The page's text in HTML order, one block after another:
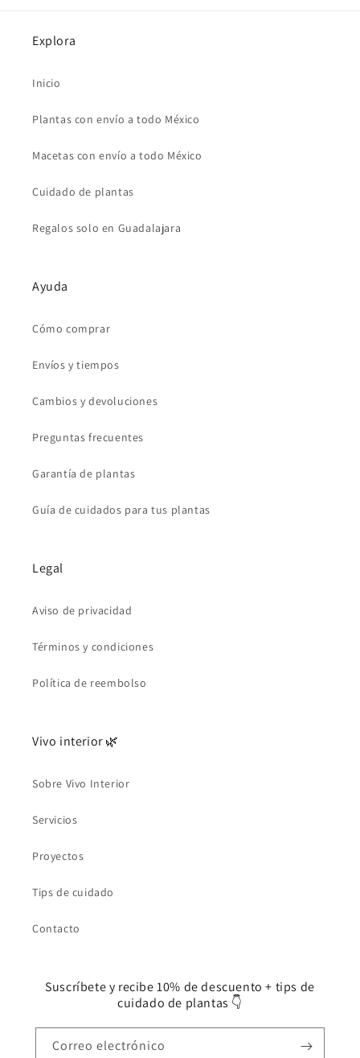
Explora
Inicio
Plantas con envío a todo México
Macetas con envío a todo México
Cuidado de plantas
Regalos solo en Guadalajara
Ayuda
Cómo comprar
Envíos y tiempos
Cambios y devoluciones
Preguntas frecuentes
Garantía de plantas
Guía de cuidados para tus plantas
Legal
Aviso de privacidad
Términos y condiciones
Política de reembolso
Vivo interior 🌿
Sobre Vivo Interior
Servicios
Proyectos
Tips de cuidado
Contacto
Suscríbete y recibe 10% de descuento + tips de
cuidado de plantas 👇
Correo electrónico